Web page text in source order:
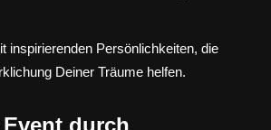
inspirierenden Persönlichkeiten, die
Deiner Träume helfen.
durch